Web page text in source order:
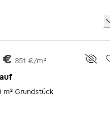
€ 851 €/m²
m² Grundstück